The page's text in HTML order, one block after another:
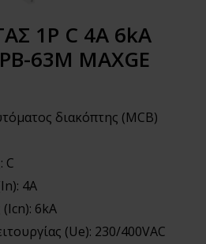
1P C 4A 6kA
63M MAXGE
διακόπτης (MCB)
C
4A
(Icn): 6kA
(Ue): 230/400VAC